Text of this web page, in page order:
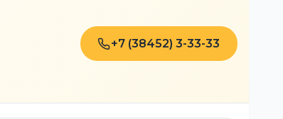
+7 (38452) 3-33-33